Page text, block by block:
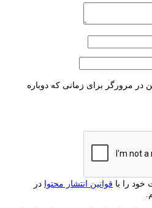
در مرورگر برای زمانی که دوباره
خود را با قوانین انتشار محتوا در